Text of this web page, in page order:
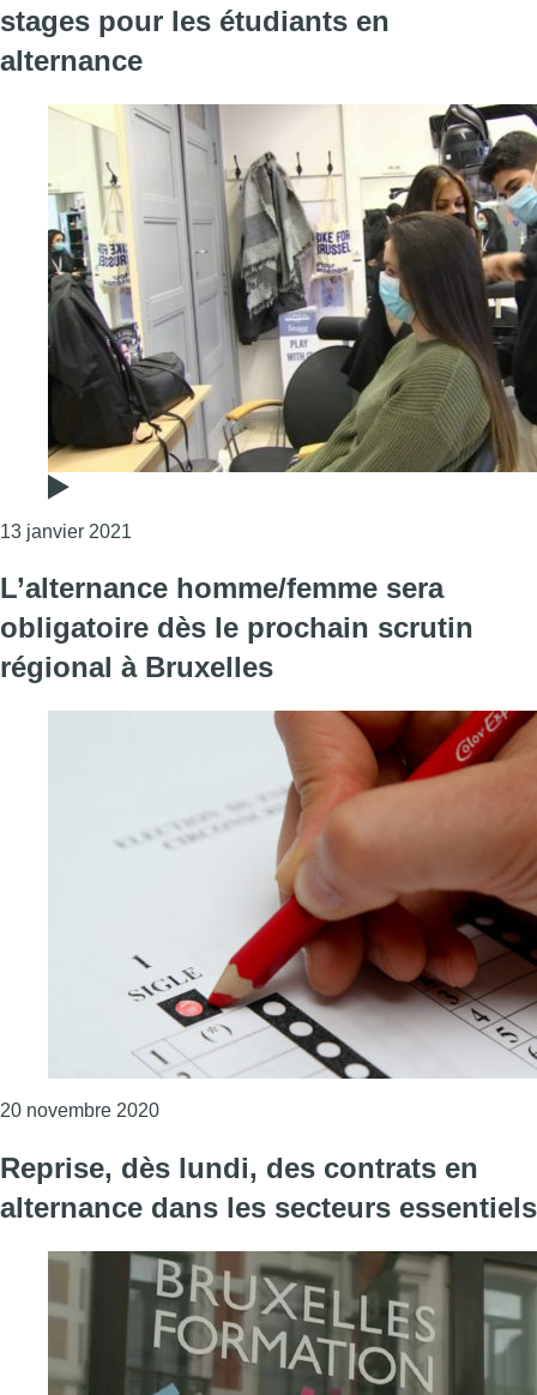
stages pour les étudiants en
alternance
13 janvier 2021
L’alternance homme/femme sera
obligatoire dès le prochain scrutin
régional à Bruxelles
20 novembre 2020Consulter l'article "L’alternance homme/
Reprise, dès lundi, des contrats en
alternance dans les secteurs essentiels